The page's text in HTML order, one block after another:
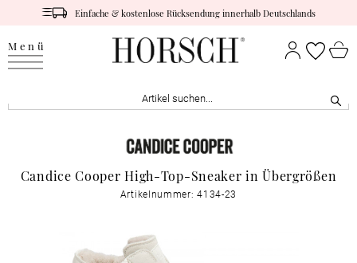
Einfache & kostenlose Rücksendung innerhalb Deutschlands
Menü
Candice Cooper High-Top-Sneaker in Übergrößen
Artikelnummer: 4134-23